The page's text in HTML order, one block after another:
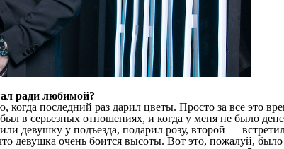
ради любимой?
последний раз дарил цветы. Просто за все это
в серьезных отношениях, и когда у меня не было
девушку у подъезда, подарил розу, второй —
девушка очень боится высоты. Вот это, пожалуй,